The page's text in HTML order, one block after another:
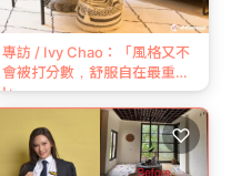
專訪 / Ivy Chao：「風格又不
會被打分數，舒服自在最重要
!」
♡